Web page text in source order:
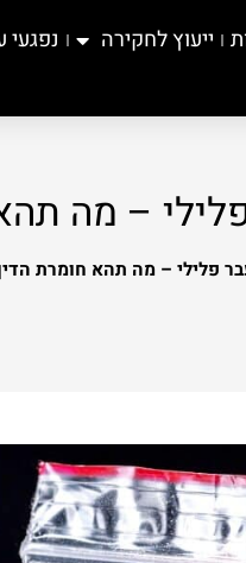
ייעוץ לחקירה נפגעי
– מה
פלילי – מה תהא חומרת